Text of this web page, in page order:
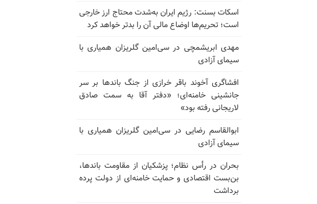
اسکات بسنت: رژیم ایران به‌شدت محتاج ارز خارجی
است؛ تحریم‌ها اوضاع مالی آن را بدتر خواهد کرد
مهدی ابریشمچی در سی‌امین گلریزان همیاری با
سیمای آزادی
افشاگری آخوند باقر خرازی از جنگ باندها بر سر
جانشینی خامنه‌ای؛ «دفتر آقا به سمت صادق
لاریجانی رفته بود»
ابوالقاسم رضایی در سی‌امین گلریزان همیاری با
سیمای آزادی
بحران در رأس نظام؛ پزشکیان از مقاومت باندها،
بن‌بست اقتصادی و حمایت خامنه‌ای از دولت پرده
برداشت